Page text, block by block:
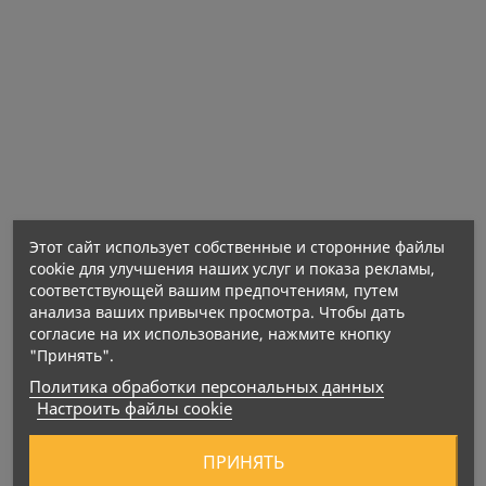
Этот сайт использует собственные и сторонние файлы
cookie для улучшения наших услуг и показа рекламы,
соответствующей вашим предпочтениям, путем
анализа ваших привычек просмотра. Чтобы дать
согласие на их использование, нажмите кнопку
"Принять".
Политика обработки персональных данных
Настроить файлы cookie
ПРИНЯТЬ